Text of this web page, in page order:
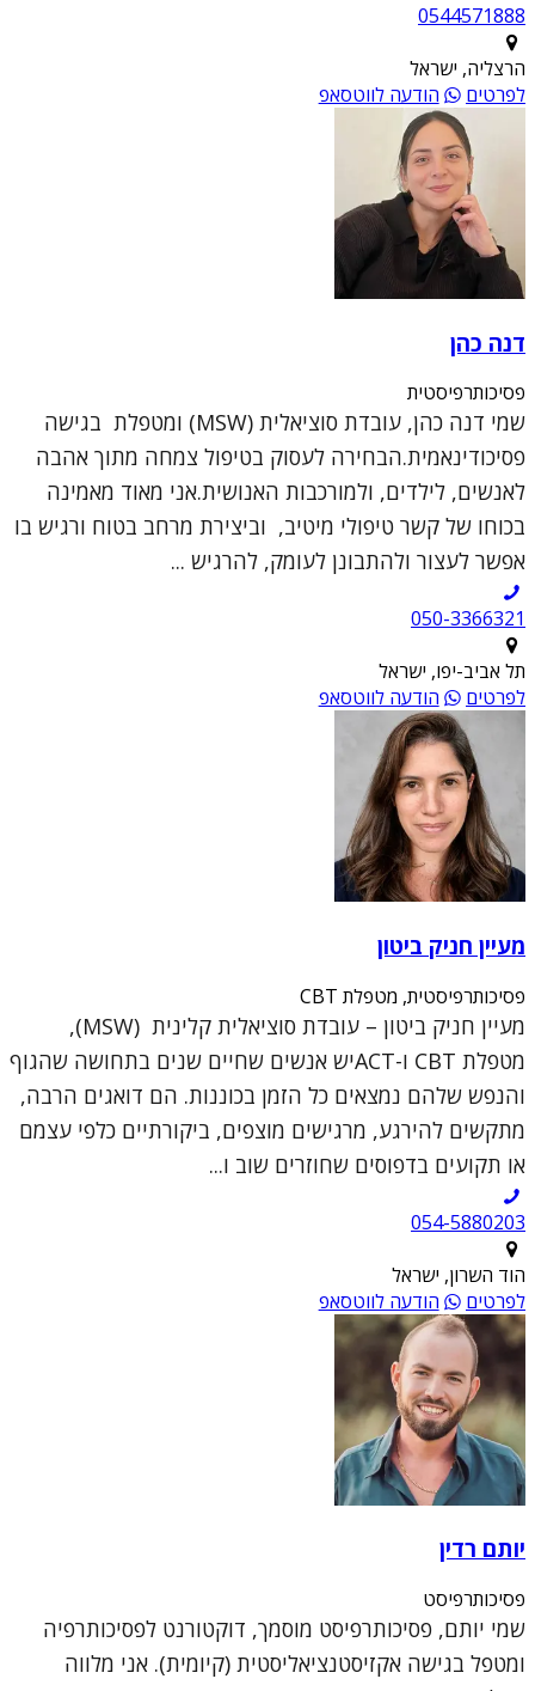
0544571888
הרצליה, ישראל
לפרטים
הודעה לווטסאפ
דנה כהן
פסיכותרפיסטית
שמי דנה כהן, עובדת סוציאלית (MSW) ומטפלת בגישה
פסיכודינאמית.הבחירה לעסוק בטיפול צמחה מתוך אהבה
לאנשים, לילדים, ולמורכבות האנושית.אני מאוד מאמינה
בכוחו של קשר טיפולי מיטיב, וביצירת מרחב בטוח ורגיש בו
אפשר לעצור ולהתבונן לעומק, להרגיש ...
050-3366321
תל אביב-יפו, ישראל
לפרטים
הודעה לווטסאפ
מעיין חניק ביטון
פסיכותרפיסטית, מטפלת CBT
מעיין חניק ביטון – עובדת סוציאלית קלינית (MSW),
מטפלת CBT ו-ACTיש אנשים שחיים שנים בתחושה שהגוף
והנפש שלהם נמצאים כל הזמן בכוננות. הם דואגים הרבה,
מתקשים להירגע, מרגישים מוצפים, ביקורתיים כלפי עצמם
או תקועים בדפוסים שחוזרים שוב ו...
054-5880203
הוד השרון, ישראל
לפרטים
הודעה לווטסאפ
יותם רדין
פסיכותרפיסט
שמי יותם, פסיכותרפיסט מוסמך, דוקטורנט לפסיכותרפיה
ומטפל בגישה אקזיסטנציאליסטית (קיומית). אני מלווה